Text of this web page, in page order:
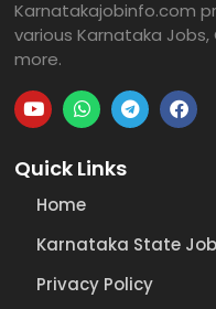
Karnatakajobinfo.com
various Karnataka
more.
Quick Links
Home
Karnataka State
Privacy Policy